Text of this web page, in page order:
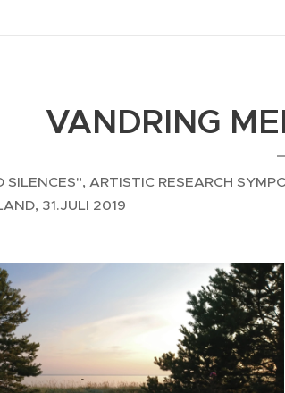
VANDRING
SILENCES", ARTISTIC RESEARCH
31.JULI 2019